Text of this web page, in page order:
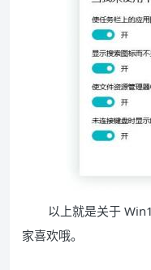
以上就是关于
家喜欢哦。